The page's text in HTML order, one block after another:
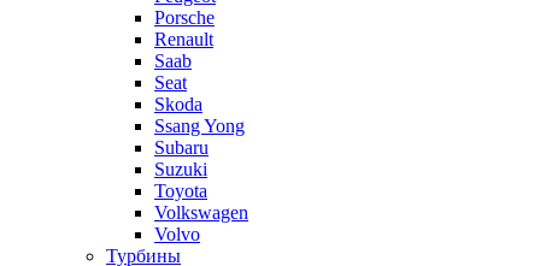
Porsche
Renault
Saab
Seat
Skoda
Ssang Yong
Subaru
Suzuki
Toyota
Volkswagen
Volvo
Турбины